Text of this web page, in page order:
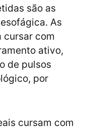
são as
As
cursar com
ativo,
de pulsos
por
cursam com